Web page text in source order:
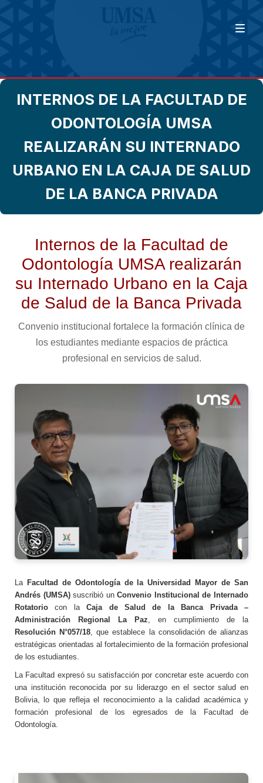
INTERNOS DE LA FACULTAD DE
ODONTOLOGÍA UMSA
REALIZARÁN SU INTERNADO
URBANO EN LA CAJA DE SALUD
DE LA BANCA PRIVADA
Internos de la Facultad de
Odontología UMSA realizarán
su Internado Urbano en la Caja
de Salud de la Banca Privada
Convenio institucional fortalece la formación clínica de
los estudiantes mediante espacios de práctica
profesional en servicios de salud.
La Facultad de Odontología de la Universidad Mayor de San
Andrés (UMSA)suscribió unConvenio Institucional de Internado
Rotatorio con laCaja de Salud de la Banca Privada –
Administración Regional La Paz, en cumplimiento de la
Resolución N°057/18, que establece la consolidación de alianzas
estratégicas orientadas al fortalecimiento de la formación profesional
de los estudiantes.
La Facultad expresó su satisfacción por concretar este acuerdo con
una institución reconocida por su liderazgo en el sector salud en
Bolivia, lo que refleja el reconocimiento a la calidad académica y
formación profesional de los egresados de la Facultad de
Odontología.